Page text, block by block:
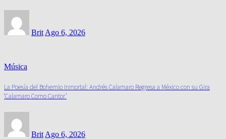
Brit Ago 6, 2026
Música
La Poesía del Bohemio Inmortal: Andrés Calamaro Regresa a México con su Gira
‘Calamaro Como Cantor’
Brit Ago 6, 2026